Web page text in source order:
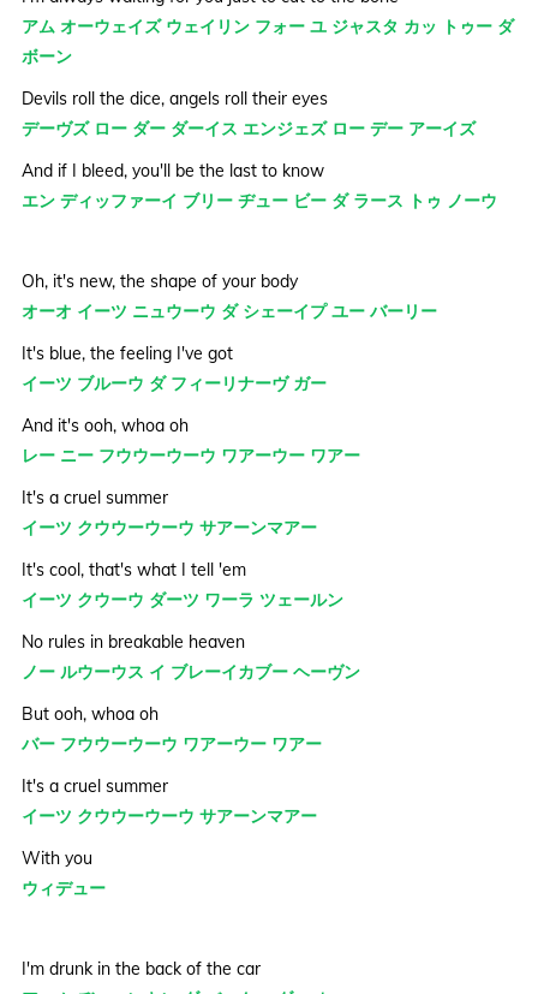
アム オーウェイズ ウェイリン フォー ユ ジャスタ カッ トゥー ダ
ボーン
Devils roll the dice, angels roll their eyes
デーヴズ ロー ダー ダーイス エンジェズ ロー デー アーイズ
And if I bleed, you'll be the last to know
エン ディッファーイ ブリー ヂュー ビー ダ ラース トゥ ノーウ
Oh, it's new, the shape of your body
オーオ イーツ ニュウーウ ダ シェーイプ ユー バーリー
It's blue, the feeling I've got
イーツ ブルーウ ダ フィーリナーヴ ガー
And it's ooh, whoa oh
レー ニー フウウーウーウ ワアーウー ワアー
It's a cruel summer
イーツ クウウーウーウ サアーンマアー
It's cool, that's what I tell 'em
イーツ クウーウ ダーツ ワーラ ツェールン
No rules in breakable heaven
ノー ルウーウス イ ブレーイカブー ヘーヴン
But ooh, whoa oh
バー フウウーウーウ ワアーウー ワアー
It's a cruel summer
イーツ クウウーウーウ サアーンマアー
With you
ウィデュー
I'm drunk in the back of the car